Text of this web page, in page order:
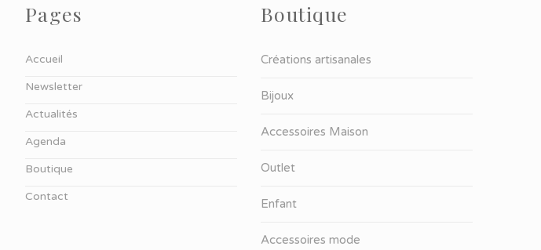
Pages
Accueil
Newsletter
Actualités
Agenda
Boutique
Contact
Boutique
Créations artisanales
Bijoux
Accessoires Maison
Outlet
Enfant
Accessoires mode